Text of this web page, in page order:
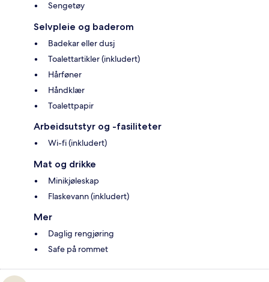
Sengetøy
Selvpleie og baderom
Badekar eller dusj
Toalettartikler (inkludert)
Hårføner
Håndklær
Toalettpapir
Arbeidsutstyr og -fasiliteter
Wi-fi (inkludert)
Mat og drikke
Minikjøleskap
Flaskevann (inkludert)
Mer
Daglig rengjøring
Safe på rommet